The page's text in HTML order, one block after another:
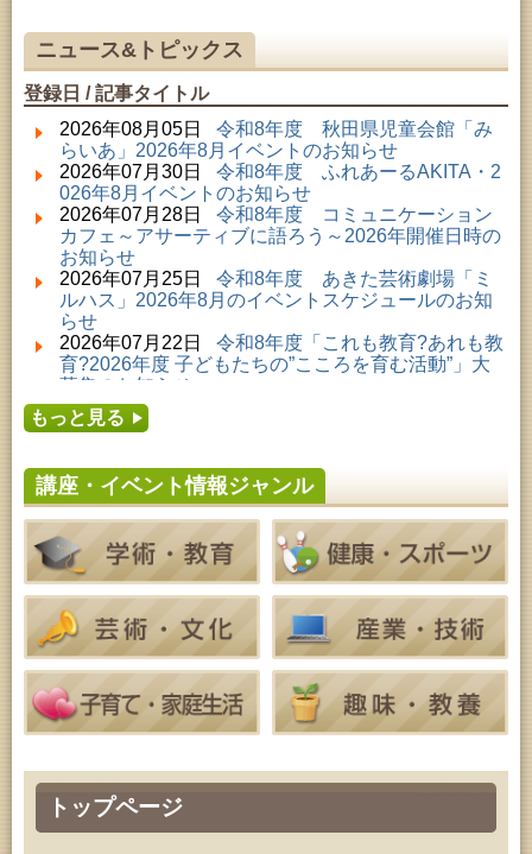
トップページ
成人教育「研修室開放」
2026年08月01日 ～ 2026年08月23日 (大館市)
清澄コレクション未公開絵画展
2026年08月01日 ～ 2026年09月23日 (秋田市)
佐竹氏の名宝、雄大なる歴史を想う～武と雅～
2026年08月01日 ～ 2026年08月16日 (秋田市)
音と会話を楽しむ朝の図書館
2026年08月01日 ～ 2026年08月23日 (秋田市)
乳幼児・青少年教育「図書館クイズラリー」
2026年08月01日 ～ 2026年08月30日 (秋田市)
乳幼児・青少年教育「夏休み資料展示」
2026年08月01日 ～ 2026年08月25日 (秋田市)
工房雑がみランド2026
2026年08月01日 ～ 2026年08月23日 (秋田市)
子どもの読書活動推進事業「夏休みは図書館へ行こ
う－みんなの読みたい！知りたい！学びたい！をお
手伝いします－」（資料展示）
おかえりなさい！佐竹本三十六歌仙絵とゆかりの名
品
特別展「超写実 ホキ美術館名品展」
2026年08月08日 (秋田市)
乳幼児教育・青少年教育「おりがみの会」
2026年08月08日 ～ 2026年08月09日 (秋田市)
青少年・成人・家庭教育「夏のファミリーキャン
プ」
2026年08月08日 (秋田市)
青少年・家庭・成人教育「不思議アートのぞき箱ワ
ークショップ」
2026年08月08日 (秋田市)
乳幼児・青少年教育「朝のこどもとしょかんタイ
ム」
2026年08月08日 (秋田市)
2026年08月08日 (秋田市)
乳幼児教育「フォンテ文庫のおはなし会」
2026年08月09日 (秋田市)
ニュース&トピックス
登録日 / 記事タイトル
2026年08月05日 令和8年度 秋田県児童会館「み
らいあ」2026年8月イベントのお知らせ
2026年07月30日 令和8年度 ふれあーるAKITA・2
026年8月イベントのお知らせ
2026年07月28日 令和8年度 コミュニケーション
カフェ～アサーティブに語ろう～2026年開催日時の
お知らせ
2026年07月25日 令和8年度 あきた芸術劇場「ミ
ルハス」2026年8月のイベントスケジュールのお知
らせ
2026年07月22日 令和8年度「これも教育?あれも教
育?2026年度 子どもたちの”こころを育む活動”」大
募集のお知らせ
2026年07月16日
夏休み親子体験教室」募集のお知らせ
らいあ」2026年7月イベントのお知らせ
2026年07月11日令和8年度 あきた芸術劇場「ミ
ルハス」2026年7月のイベントスケジュールのお知
らせ
2026年07月10日令和8年度 株式会社パソナ「キ
ャリアコンサルタント相談」のお知らせ
2026年07月10日令和8年度 株式会社パソナ「キ
ャリア形成リスキリング支援センター」紹介のお知
らせ
もっと見る
講座・イベント情報ジャンル